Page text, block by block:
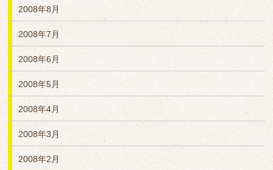
2008年8月
2008年7月
2008年6月
2008年5月
2008年4月
2008年3月
2008年2月